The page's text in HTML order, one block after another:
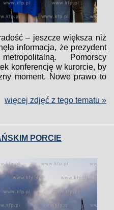
– jeszcze większa niż
informacja, że prezydent
Pomorscy
konferencję w kurorcie, by
moment. Nowe prawo to
więcej zdjęć z tego tematu »
PORCIE